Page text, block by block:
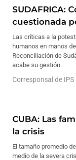
SUDAFRICA:
cuestionada
Las críticas a la
humanos en manos
Reconciliación de
acabe su gestión.
Corresponsal de IPS
CUBA: Las
la crisis
El tamaño promedio
medio de la severa